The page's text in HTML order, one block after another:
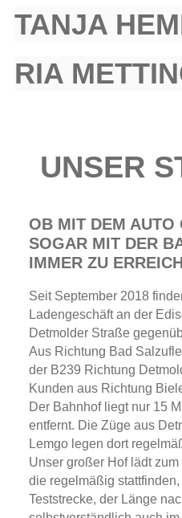
TANJA
RIA
UNSER
OB MIT DEM AUTO
SOGAR MIT DER
IMMER ZU
Seit September 2018
Ladengeschäft an der
Detmolder Straße
Aus Richtung Bad
der B239 Richtung
Kunden aus Richtung
Der Bahnhof liegt nur 15
entfernt. Die Züge aus
Lemgo legen dort
Unser großer Hof lädt
die regelmäßig
Teststrecke, der Länge